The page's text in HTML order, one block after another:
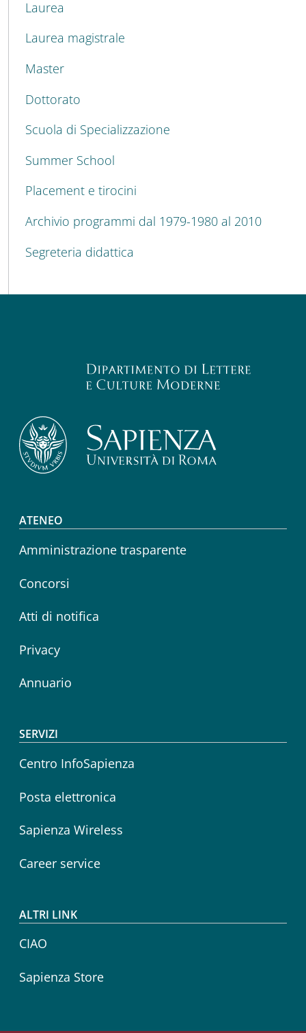
Laurea
Laurea magistrale
Master
Dottorato
Scuola di Specializzazione
Summer School
Placement e tirocini
Archivio programmi dal 1979-1980 al 2010
Segreteria didattica
Footer menu
ATENEO
Amministrazione trasparente
Concorsi
Atti di notifica
Privacy
Annuario
SERVIZI
Centro InfoSapienza
Posta elettronica
Sapienza Wireless
Career service
ALTRI LINK
CIAO
Sapienza Store